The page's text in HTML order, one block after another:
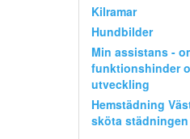
Kilramar
Hundbilder
Min assistans -
funktionshinder
utveckling
Hemstädning
sköta städningen